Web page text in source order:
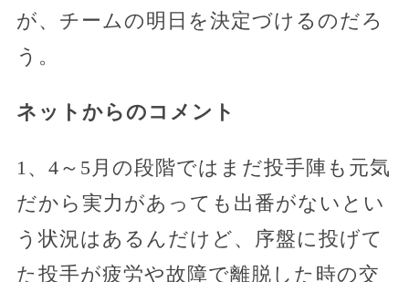
が、チームの明日を決定づけるのだろ
う。
ネットからのコメント
1、4～5月の段階ではまだ投手陣も元気
だから実力があっても出番がないとい
う状況はあるんだけど、序盤に投げて
た投手が疲労や故障で離脱した時の交